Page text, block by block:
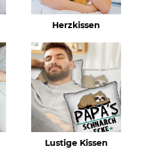
Herzkissen
Lustige Kissen